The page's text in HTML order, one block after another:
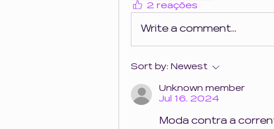
2 reações
Write a comment...
Sort by: Newest
Unknown member
Jul 16, 2024
Moda contra a